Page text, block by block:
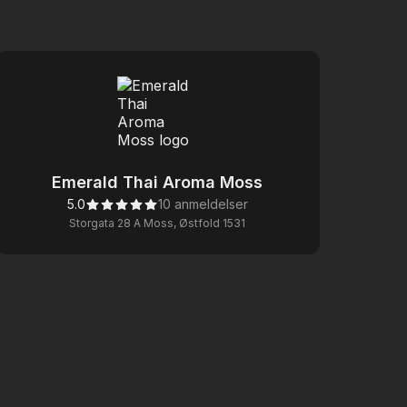
Emerald Thai Aroma Moss
5.0 10 anmeldelser
Storgata 28 A Moss, Østfold 1531